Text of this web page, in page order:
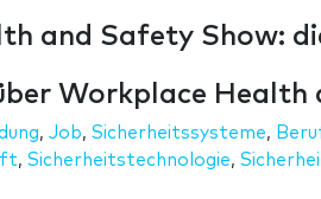
and Safety Show:
Workplace Health
, Job, Sicherheitssysteme,
, Sicherheitstechnologie,